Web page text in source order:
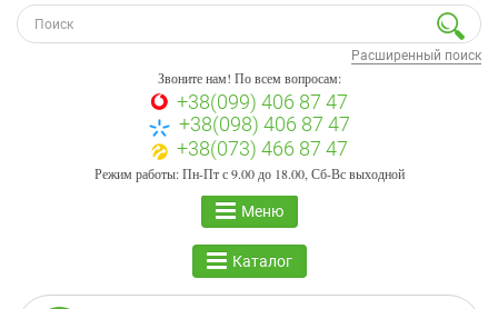
Расширенный поиск
Звоните нам! По всем вопросам:
+38(099) 406 87 47
+38(098) 406 87 47
+38(073) 466 87 47
Режим работы: Пн-Пт с 9.00 до 18.00, Сб-Вс выходной
Меню
Каталог